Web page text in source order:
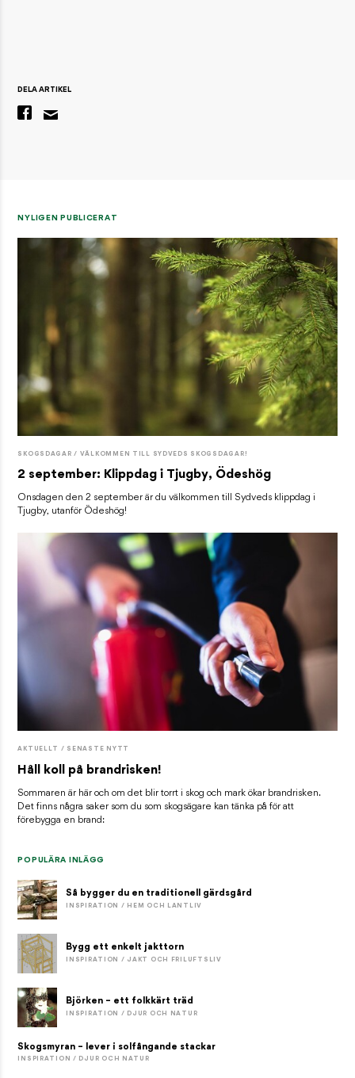
DELA ARTIKEL
NYLIGEN PUBLICERAT
SKOGSDAGAR / VÄLKOMMEN TILL SYDVEDS SKOGSDAGAR!
2 september: Klippdag i Tjugby, Ödeshög
Onsdagen den 2 september är du välkommen till Sydveds klippdag i
Tjugby, utanför Ödeshög!
AKTUELLT / SENASTE NYTT
Håll koll på brandrisken!
Sommaren är här och om det blir torrt i skog och mark ökar brandrisken.
Det finns några saker som du som skogsägare kan tänka på för att
förebygga en brand:
POPULÄRA INLÄGG
Så bygger du en traditionell gärdsgård
INSPIRATION / HEM OCH LANTLIV
Bygg ett enkelt jakttorn
INSPIRATION / JAKT OCH FRILUFTSLIV
Björken – ett folkkärt träd
INSPIRATION / DJUR OCH NATUR
Skogsmyran – lever i solfångande stackar
INSPIRATION / DJUR OCH NATUR